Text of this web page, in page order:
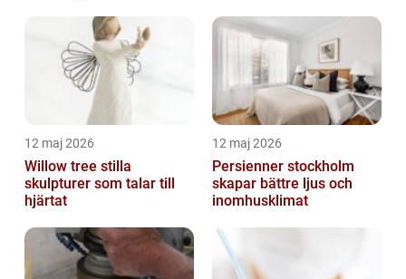
12 maj 2026
Willow tree stilla
skulpturer som talar till
hjärtat
12 maj 2026
Persienner stockholm
skapar bättre ljus och
inomhusklimat